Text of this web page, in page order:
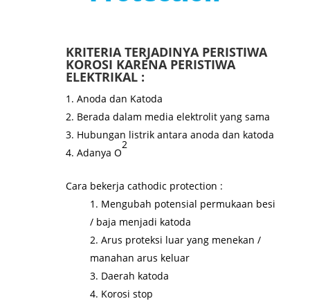
KRITERIA TERJADINYA PERISTIWA
KOROSI KARENA PERISTIWA
ELEKTRIKAL :
Anoda dan Katoda
Berada dalam media elektrolit yang sama
Hubungan listrik antara anoda dan katoda
Adanya O
2
Cara bekerja cathodic protection :
Mengubah potensial permukaan besi
/ baja menjadi katoda
Arus proteksi luar yang menekan /
manahan arus keluar
Daerah katoda
Korosi stop